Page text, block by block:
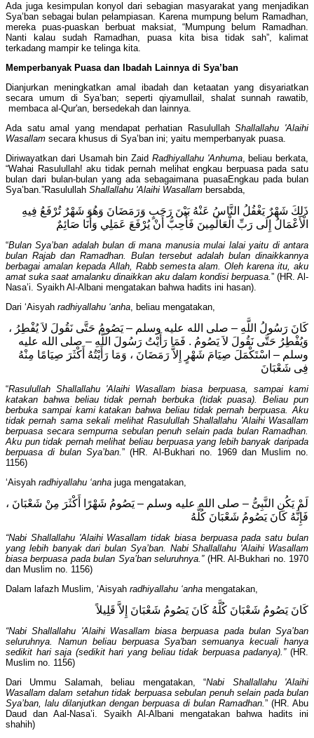
Ada juga kesimpulan konyol dari sebagian masyarakat yang menjadikan
Sya’ban sebagai bulan pelampiasan. Karena mumpung belum Ramadhan,
mereka puas-puaskan berbuat maksiat, “Mumpung belum Ramadhan.
Nanti kalau sudah Ramadhan, puasa kita bisa tidak sah”, kalimat
terkadang mampir ke telinga kita.
Memperbanyak Puasa dan Ibadah Lainnya di Sya’ban
Dianjurkan meningkatkan amal ibadah dan ketaatan yang disyariatkan
secara umum di Sya’ban; seperti qiyamullail, shalat sunnah rawatib,
membaca al-Qur'an, bersedekah dan lainnya.
Ada satu amal yang mendapat perhatian RasulullahShallallahu 'Alaihi
Wasallam secara khusus di Sya’ban ini; yaitu memperbanyak puasa.
Diriwayatkan dari Usamah bin Zaid Radhiyallahu 'Anhuma, beliau berkata,
“Wahai Rasulullah! aku tidak pernah melihat engkau berpuasa pada satu
bulan dari bulan-bulan yang ada sebagaimana puasaEngkau pada bulan
Sya’ban.”Rasulullah Shallallahu 'Alaihi Wasallam bersabda,
ذَلِكَ شَهْرٌ يَغْفُلُ النَّاسُ عَنْهُ بَيْنَ رَجَبٍ وَرَمَضَانَ وَهُوَ شَهْرٌ تُرْفَعُ فِيهِ
الْأَعْمَالُ إِلَى رَبِّ الْعَالَمِينَ فَأُحِبُّ أَنْ يُرْفَعَ عَمَلِي وَأَنَا صَائِمٌ
“Bulan Sya’ban adalah bulan di mana manusia mulai lalai yaitu di antara
bulan Rajab dan Ramadhan. Bulan tersebut adalah bulan dinaikkannya
berbagai amalan kepada Allah, Rabb semesta alam. Oleh karena itu, aku
amat suka saat amalanku dinaikkan aku dalam kondisi berpuasa.” (HR. Al-
Nasa’i. Syaikh Al-Albani mengatakan bahwa hadits ini hasan).
Dari ‘Aisyah radhiyallahu ‘anha, beliau mengatakan,
كَانَ رَسُولُ اللَّهِ – صلى الله عليه وسلم – يَصُومُ حَتَّى نَقُولَ لاَ يُفْطِرُ ،
وَيُفْطِرُ حَتَّى نَقُولَ لاَ يَصُومُ . فَمَا رَأَيْتُ رَسُولَ اللَّهِ – صلى الله عليه
وسلم – اسْتَكْمَلَ صِيَامَ شَهْرٍ إِلاَّ رَمَضَانَ ، وَمَا رَأَيْتُهُ أَكْثَرَ صِيَامًا مِنْهُ
فِى شَعْبَانَ
“Rasulullah Shallallahu 'Alaihi Wasallam biasa berpuasa, sampai kami
katakan bahwa beliau tidak pernah berbuka (tidak puasa). Beliau pun
berbuka sampai kami katakan bahwa beliau tidak pernah berpuasa. Aku
tidak pernah sama sekali melihat Rasulullah Shallallahu 'Alaihi Wasallam
berpuasa secara sempurna sebulan penuh selain pada bulan Ramadhan.
Aku pun tidak pernah melihat beliau berpuasa yang lebih banyak daripada
berpuasa di bulan Sya’ban.” (HR. Al-Bukhari no. 1969 dan Muslim no.
1156)
‘Aisyah radhiyallahu ‘anha juga mengatakan,
لَمْ يَكُنِ النَّبِىُّ – صلى الله عليه وسلم – يَصُومُ شَهْرًا أَكْثَرَ مِنْ شَعْبَانَ ،
فَإِنَّهُ كَانَ يَصُومُ شَعْبَانَ كُلَّهُ
“Nabi Shallallahu 'Alaihi Wasallam tidak biasa berpuasa pada satu bulan
yang lebih banyak dari bulan Sya’ban. Nabi Shallallahu 'Alaihi Wasallam
biasa berpuasa pada bulan Sya’ban seluruhnya.”(HR. Al-Bukhari no. 1970
dan Muslim no. 1156)
Dalam lafazh Muslim, ‘Aisyah radhiyallahu ‘anha mengatakan,
كَانَ يَصُومُ شَعْبَانَ كُلَّهُ كَانَ يَصُومُ شَعْبَانَ إِلاَّ قَلِيلاً
“Nabi Shallallahu 'Alaihi Wasallam biasa berpuasa pada bulan Sya’ban
seluruhnya. Namun beliau berpuasa Sya'ban semuanya kecuali hanya
sedikit hari saja (sedikit hari yang beliau tidak berpuasa padanya).”(HR.
Muslim no. 1156)
Dari Ummu Salamah, beliau mengatakan, “Nabi Shallallahu 'Alaihi
Wasallam dalam setahun tidak berpuasa sebulan penuh selain pada bulan
Sya’ban, lalu dilanjutkan dengan berpuasa di bulan Ramadhan.” (HR. Abu
Daud dan Aal-Nasa’i. Syaikh Al-Albani mengatakan bahwa hadits ini
shahih)